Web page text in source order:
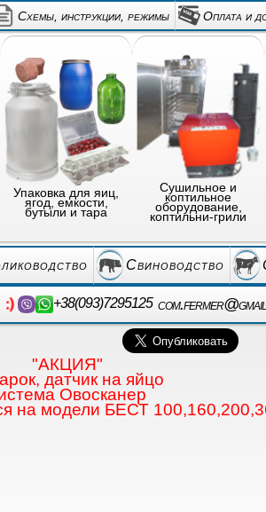
Схемы, инструкции, режимы Оплата и
Упаковка для яиц,
ягод, емкости,
бутыли и тара
Сушильное и
коптильное
оборудование,
коптильни-грили
Свиноводство
+38(093)7295125
"АКЦИЯ"
датчик на яйцо
Овосканер
на модели БЕСТ